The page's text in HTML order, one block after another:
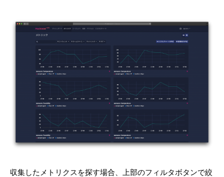
収集したメトリクスを探す場合、上部のフィルタボタンで絞